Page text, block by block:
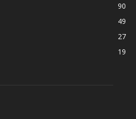
90
49
27
19